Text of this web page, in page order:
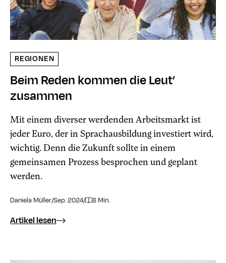
REGIONEN
Beim Reden kommen die Leut’
zusammen
Mit einem diverser werdenden Arbeitsmarkt ist
jeder Euro, der in Sprachausbildung investiert wird,
wichtig. Denn die Zukunft sollte in einem
gemeinsamen Prozess besprochen und geplant
werden.
Daniela Müller/Sep. 2024/ 8 Min.
Artikel lesen